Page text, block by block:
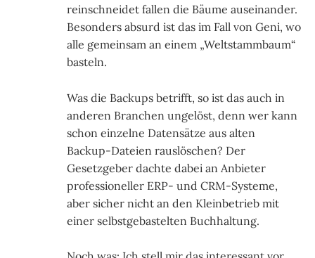
reinschneidet fallen die Bäume auseinander.
Besonders absurd ist das im Fall von Geni, wo
alle gemeinsam an einem „Weltstammbaum“
basteln.
Was die Backups betrifft, so ist das auch in
anderen Branchen ungelöst, denn wer kann
schon einzelne Datensätze aus alten
Backup-Dateien rauslöschen? Der
Gesetzgeber dachte dabei an Anbieter
professioneller ERP- und CRM-Systeme,
aber sicher nicht an den Kleinbetrieb mit
einer selbstgebastelten Buchhaltung.